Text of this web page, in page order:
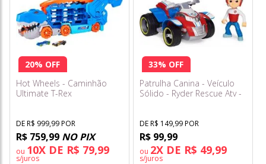
20% OFF
Hot Wheels - Caminhão
Ultimate T-Rex
DE R$ 999,99 POR
R$ 759,99 NO PIX
ou 10X DE R$ 79,99
s/juros
33% OFF
Patrulha Canina - Veículo
Sólido - Ryder Rescue Atv -
DE R$ 149,99 POR
R$ 99,99
ou 2X DE R$ 49,99
s/juros